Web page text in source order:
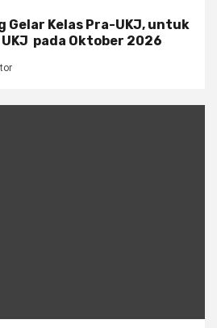
Gelar Kelas Pra-UKJ, untuk
pada Oktober 2026